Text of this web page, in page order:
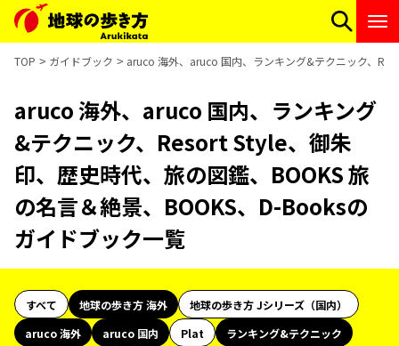
TOP ガイドブック aruco 海外、aruco 国内、ランキング&テクニック、
aruco 海外、aruco 国内、ランキング
&テクニック、Resort Style、御朱
印、歴史時代、旅の図鑑、BOOKS 旅
の名言＆絶景、BOOKS、D-Booksの
ガイドブック一覧
すべて 地球の歩き方 海外
地球の歩き方 Jシリーズ（国内）
aruco 海外
aruco 国内 Plat
ランキング&テクニック